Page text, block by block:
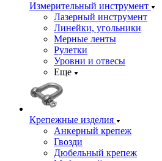
Измерительный инструмент
Лазерный инструмент
Линейки, угольники
Мерные ленты
Рулетки
Уровни и отвесы
Еще
Крепежные изделия
Анкерный крепеж
Гвозди
Дюбельный крепеж